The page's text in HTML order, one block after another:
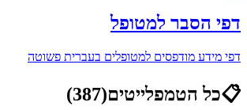
דפי הסבר למטופל
דפי מידע מודפסים למטופלים בעברית פשוטה
📋כל הטמפלייטים(
387
)